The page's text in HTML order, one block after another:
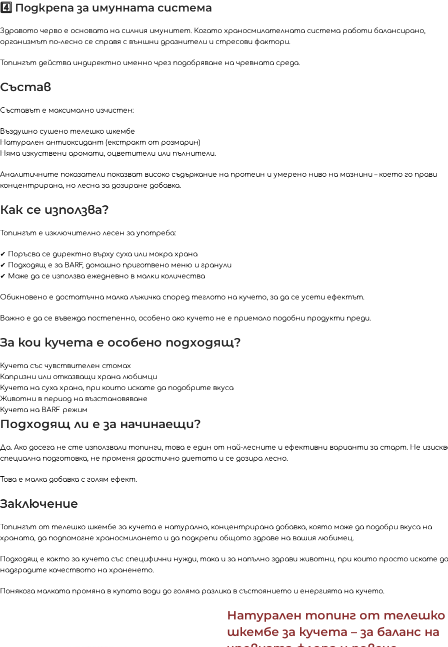
4️⃣ Подкрепа за имунната система
Здравото черво е основата на силния имунитет. Когато храносмилателната система работи балансирано,
организмът по-лесно се справя с външни дразнители и стресови фактори.
Топингът действа индиректно именно чрез подобряване на чревната среда.
Състав
Съставът е максимално изчистен:
Въздушно сушено телешко шкембе
Натурален антиоксидант (екстракт от розмарин)
Няма изкуствени аромати, оцветители или пълнители.
Аналитичните показатели показват високо съдържание на протеин и умерено ниво на мазнини – което го прави
концентрирана, но лесна за дозиране добавка.
Как се използва?
Топингът е изключително лесен за употреба:
✔ Поръсва се директно върху суха или мокра храна
✔ Подходящ е за BARF, домашно приготвено меню и гранули
✔ Може да се използва ежедневно в малки количества
Обикновено е достатъчна малка лъжичка според теглото на кучето, за да се усети ефектът.
Важно е да се въвежда постепенно, особено ако кучето не е приемало подобни продукти преди.
За кои кучета е особено подходящ?
Кучета със чувствителен стомах
Капризни или отказващи храна любимци
Кучета на суха храна, при които искате да подобрите вкуса
Животни в период на възстановяване
Кучета на BARF режим
Подходящ ли е за начинаещи?
Да. Ако досега не сте използвали топинги, това е един от най-лесните и ефективни варианти за старт. Не
специална подготовка, не променя драстично диетата и се дозира лесно.
Това е малка добавка с голям ефект.
Заключение
Топингът от телешко шкембе за кучета е натурална, концентрирана добавка, която може да подобри вкуса на
храната, да подпомогне храносмилането и да подкрепи общото здраве на вашия любимец.
Подходящ е както за кучета със специфични нужди, така и за напълно здрави животни, при които просто искате да
надградите качеството на храненето.
Понякога малката промяна в купата води до голяма разлика в състоянието и енергията на кучето.
Натурален топинг от телешко
шкембе за кучета – за баланс на